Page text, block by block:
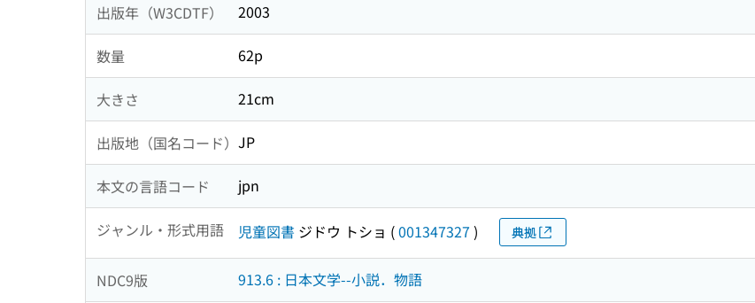
出版年（W3CDTF） 2003
数量 62p
大きさ 21cm
出版地（国名コード） JP
本文の言語コード jpn
ジャンル・形式用語 児童図書 ジドウ トショ (001347327 ) 典拠
NDC9版 913.6 : 日本文学--小説．物語